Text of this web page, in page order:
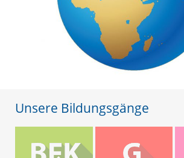
Unsere Bildungsgänge